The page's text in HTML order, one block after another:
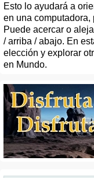
Esto lo ayudará a
en una computadora,
Puede acercar o
/ arriba / abajo. En
elección y explorar
en Mundo.